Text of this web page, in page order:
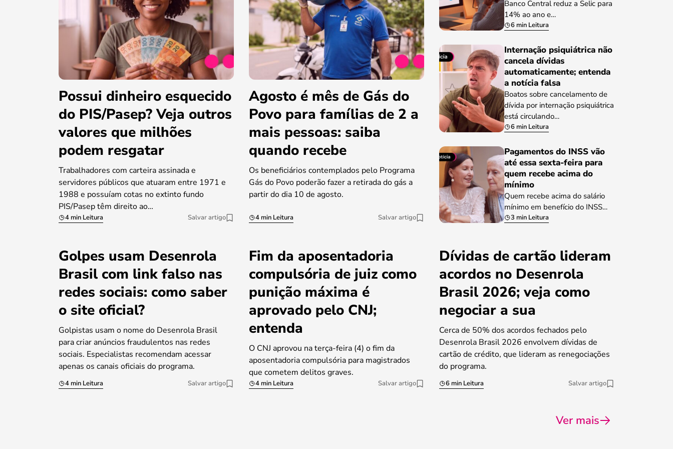
Possui dinheiro esquecido
do PIS/Pasep? Veja outros
valores que milhões
podem resgatar
Trabalhadores com carteira assinada e
servidores públicos que atuaram entre 1971 e
1988 e possuíam cotas no extinto fundo
PIS/Pasep têm direito ao…
4 min Leitura Salvar artigo
Agosto é mês de Gás do
Povo para famílias de 2 a
mais pessoas: saiba
quando recebe
Os beneficiários contemplados pelo Programa
Gás do Povo poderão fazer a retirada do gás a
partir do dia 10 de agosto.
4 min Leitura Salvar artigo
Banco Central reduz a Selic para
14% ao ano e…
6 min Leitura
Internação psiquiátrica não
cancela dívidas
automaticamente; entenda
a notícia falsa
Boatos sobre cancelamento de
dívida por internação psiquiátrica
está circulando…
6 min Leitura
Pagamentos do INSS vão
até essa sexta-feira para
quem recebe acima do
mínimo
Quem recebe acima do salário
mínimo em benefício do INSS…
3 min Leitura
Golpes usam Desenrola
Brasil com link falso nas
redes sociais: como saber
o site oficial?
Golpistas usam o nome do Desenrola Brasil
para criar anúncios fraudulentos nas redes
sociais. Especialistas recomendam acessar
apenas os canais oficiais do programa.
4 min Leitura Salvar artigo
Fim da aposentadoria
compulsória de juiz como
punição máxima é
aprovado pelo CNJ;
entenda
O CNJ aprovou na terça-feira (4) o fim da
aposentadoria compulsória para magistrados
que cometem delitos graves.
4 min Leitura Salvar artigo
Dívidas de cartão lideram
acordos no Desenrola
Brasil 2026; veja como
negociar a sua
Cerca de 50% dos acordos fechados pelo
Desenrola Brasil 2026 envolvem dívidas de
cartão de crédito, que lideram as renegociações
do programa.
6 min Leitura Salvar artigo
Ver mais